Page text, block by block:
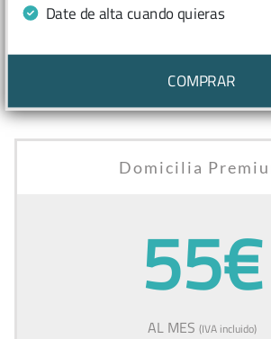
Date de alta cuando quieras
COMPRAR
Domicilia
55€
AL MES (IVA incluido)